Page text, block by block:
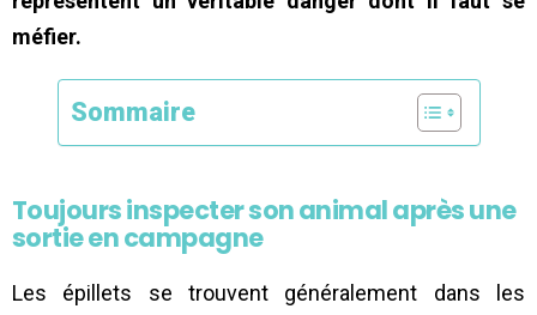
méfier.
Sommaire
Toujours inspecter son animal après une
sortie en campagne
Les épillets se trouvent généralement dans les